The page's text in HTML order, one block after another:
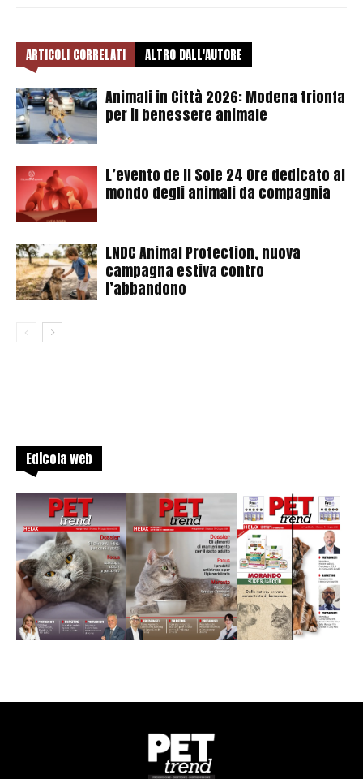
ARTICOLI CORRELATI ALTRO DALL'AUTORE
Animali in Città 2026: Modena trionfa
per il benessere animale
L’evento de Il Sole 24 Ore dedicato al
mondo degli animali da compagnia
LNDC Animal Protection, nuova
campagna estiva contro
l’abbandono
Edicola web